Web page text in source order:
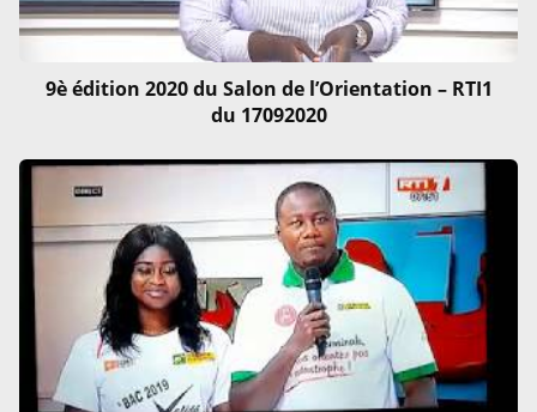
9è édition 2020 du Salon de l’Orientation – RTI1
du 17092020